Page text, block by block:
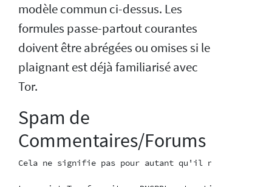
modèle commun ci-dessus. Les
formules passe-partout courantes
doivent être abrégées ou omises si le
plaignant est déjà familiarisé avec
Tor.
Spam de
Commentaires/Forums
Cela ne signifie pas pour autant qu'il n'y a rien